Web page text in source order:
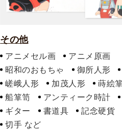
その他
アニメセル画
アニメ原画
昭和のおもちゃ
御所人形
嵯峨人形
加茂人形
蒔絵
船箪笥
アンティーク時計
ギター
書道具
記念硬貨
切手